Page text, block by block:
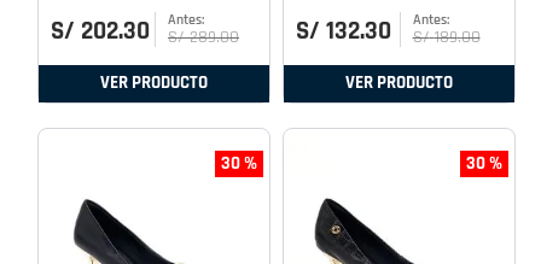
S/ 202.30 S/ 289.00
VER PRODUCTO
S/ 132.30 S/ 189.00
VER PRODUCTO
30 % 30 %